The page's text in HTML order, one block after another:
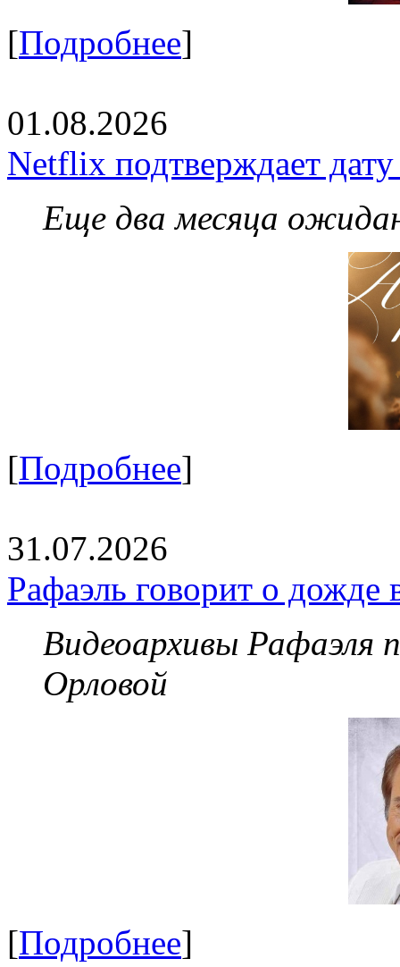
[Подробнее]
01.08.2026
Netflix подтверждает
Еще два месяца
[Подробнее]
31.07.2026
Рафаэль говорит о дожде
Видеоархивы Рафаэля
Орловой
[Подробнее]